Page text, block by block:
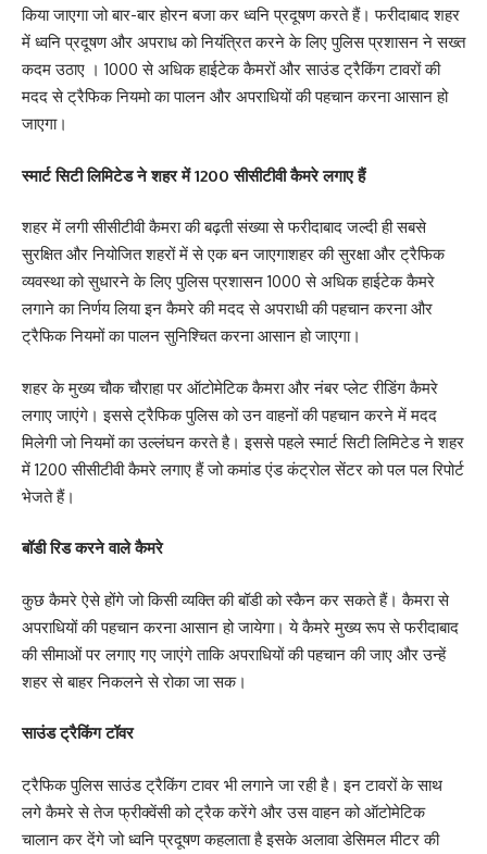
किया जाएगा जो बार-बार होरन बजा कर ध्वनि प्रदूषण करते हैं। फरीदाबाद शहर
में ध्वनि प्रदूषण और अपराध को नियंत्रित करने के लिए पुलिस प्रशासन ने सख्त
कदम उठाए । 1000 से अधिक हाईटेक कैमरों और साउंड ट्रैकिंग टावरों की
मदद से ट्रैफिक नियमो का पालन और अपराधियों की पहचान करना आसान हो
जाएगा।
स्मार्ट सिटी लिमिटेड ने शहर में 1200 सीसीटीवी कैमरे लगाए हैं
शहर में लगी सीसीटीवी कैमरा की बढ़ती संख्या से फरीदाबाद जल्दी ही सबसे
सुरक्षित और नियोजित शहरों में से एक बन जाएगाशहर की सुरक्षा और ट्रैफिक
व्यवस्था को सुधारने के लिए पुलिस प्रशासन 1000 से अधिक हाईटेक कैमरे
लगाने का निर्णय लिया इन कैमरे की मदद से अपराधी की पहचान करना और
ट्रैफिक नियमों का पालन सुनिश्चित करना आसान हो जाएगा।
शहर के मुख्य चौक चौराहा पर ऑटोमेटिक कैमरा और नंबर प्लेट रीडिंग कैमरे
लगाए जाएंगे। इससे ट्रैफिक पुलिस को उन वाहनों की पहचान करने में मदद
मिलेगी जो नियमों का उल्लंघन करते है। इससे पहले स्मार्ट सिटी लिमिटेड ने शहर
में 1200 सीसीटीवी कैमरे लगाए हैं जो कमांड एंड कंट्रोल सेंटर को पल पल रिपोर्ट
भेजते हैं।
बॉडी रिड करने वाले कैमरे
कुछ कैमरे ऐसे होंगे जो किसी व्यक्ति की बॉडी को स्कैन कर सकते हैं। कैमरा से
अपराधियों की पहचान करना आसान हो जायेगा। ये कैमरे मुख्य रूप से फरीदाबाद
की सीमाओं पर लगाए गए जाएंगे ताकि अपराधियों की पहचान की जाए और उन्हें
शहर से बाहर निकलने से रोका जा सक।
साउंड ट्रैकिंग टॉवर
ट्रैफिक पुलिस साउंड ट्रैकिंग टावर भी लगाने जा रही है। इन टावरों के साथ
लगे कैमरे से तेज फ्रीक्वेंसी को ट्रैक करेंगे और उस वाहन को ऑटोमेटिक
चालान कर देंगे जो ध्वनि प्रदूषण कहलाता है इसके अलावा डेसिमल मीटर की